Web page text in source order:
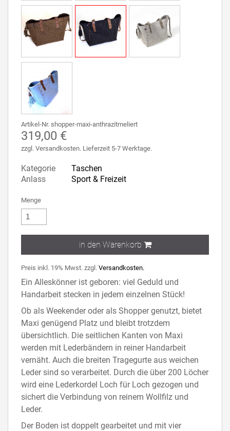
Artikel-Nr. shopper-maxi-anthrazitmeliert
319,00 €
zzgl. Versandkosten. Lieferzeit 5-7 Werktage.
Kategorie
Taschen
Anlass
Sport & Freizeit
Menge
in den Warenkorb
Preis inkl. 19% Mwst. zzgl. Versandkosten.
Ein Alleskönner ist geboren: viel Geduld und
Handarbeit stecken in jedem einzelnen Stück!
Ob als Weekender oder als Shopper genutzt, bietet
Maxi genügend Platz und bleibt trotzdem
übersichtlich. Die seitlichen Kanten von Maxi
werden mit Lederbändern in reiner Handarbeit
vernäht. Auch die breiten Tragegurte aus weichen
Leder sind so verarbeitet. Durch die über 200 Löcher
wird eine Lederkordel Loch für Loch gezogen und
sichert die Verbindung von reinem Wollfilz und
Leder.
Der Boden ist doppelt gearbeitet und mit vier